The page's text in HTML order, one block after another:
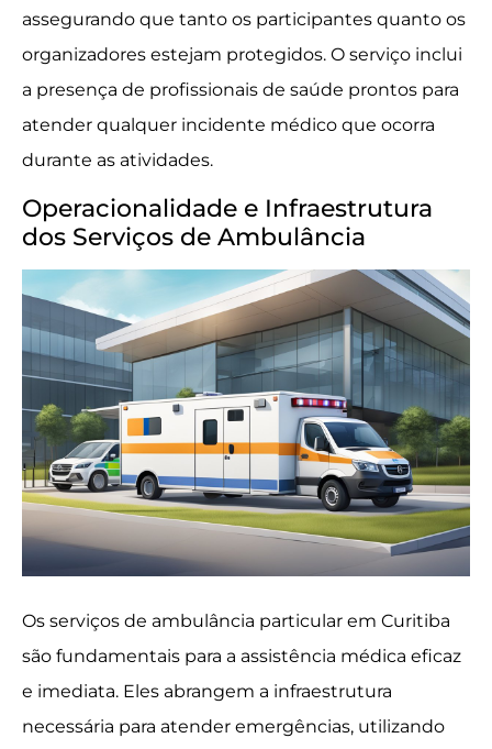
assegurando que tanto os participantes quanto os
organizadores estejam protegidos. O serviço inclui
a presença de profissionais de saúde prontos para
atender qualquer incidente médico que ocorra
durante as atividades.
Operacionalidade e Infraestrutura
dos Serviços de Ambulância
Os serviços de ambulância particular em Curitiba
são fundamentais para a assistência médica eficaz
e imediata. Eles abrangem a infraestrutura
necessária para atender emergências, utilizando